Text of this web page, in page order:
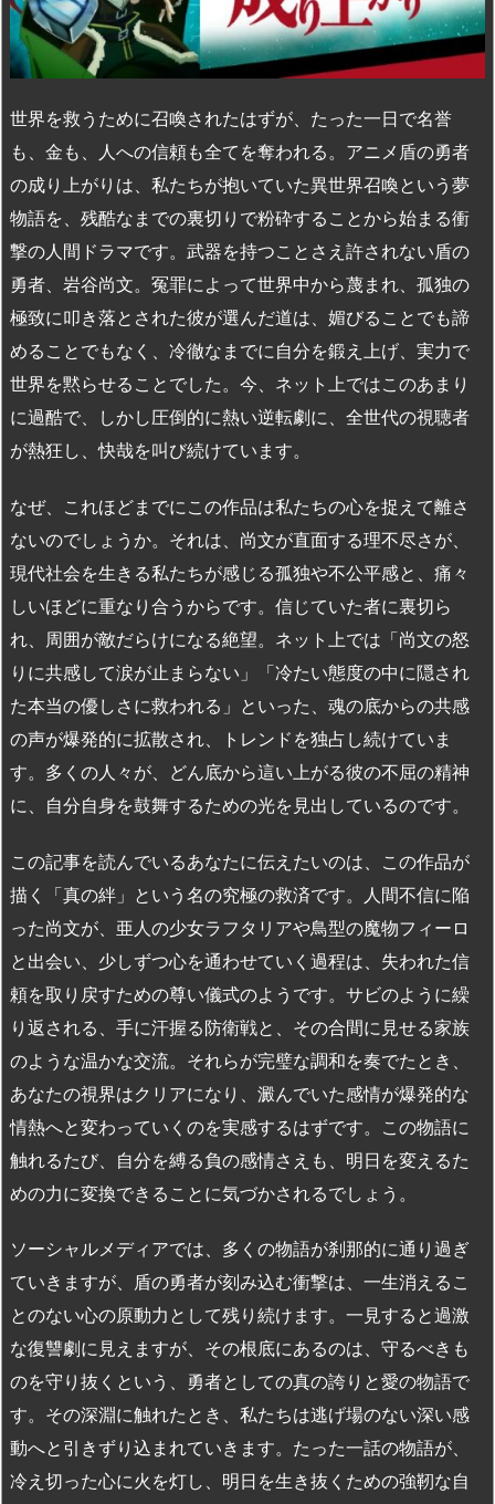
世界を救うために召喚されたはずが、たった一日で名誉
も、金も、人への信頼も全てを奪われる。アニメ盾の勇者
の成り上がりは、私たちが抱いていた異世界召喚という夢
物語を、残酷なまでの裏切りで粉砕することから始まる衝
撃の人間ドラマです。武器を持つことさえ許されない盾の
勇者、岩谷尚文。冤罪によって世界中から蔑まれ、孤独の
極致に叩き落とされた彼が選んだ道は、媚びることでも諦
めることでもなく、冷徹なまでに自分を鍛え上げ、実力で
世界を黙らせることでした。今、ネット上ではこのあまり
に過酷で、しかし圧倒的に熱い逆転劇に、全世代の視聴者
が熱狂し、快哉を叫び続けています。
なぜ、これほどまでにこの作品は私たちの心を捉えて離さ
ないのでしょうか。それは、尚文が直面する理不尽さが、
現代社会を生きる私たちが感じる孤独や不公平感と、痛々
しいほどに重なり合うからです。信じていた者に裏切ら
れ、周囲が敵だらけになる絶望。ネット上では「尚文の怒
りに共感して涙が止まらない」「冷たい態度の中に隠され
た本当の優しさに救われる」といった、魂の底からの共感
の声が爆発的に拡散され、トレンドを独占し続けていま
す。多くの人々が、どん底から這い上がる彼の不屈の精神
に、自分自身を鼓舞するための光を見出しているのです。
この記事を読んでいるあなたに伝えたいのは、この作品が
描く「真の絆」という名の究極の救済です。人間不信に陥
った尚文が、亜人の少女ラフタリアや鳥型の魔物フィーロ
と出会い、少しずつ心を通わせていく過程は、失われた信
頼を取り戻すための尊い儀式のようです。サビのように繰
り返される、手に汗握る防衛戦と、その合間に見せる家族
のような温かな交流。それらが完璧な調和を奏でたとき、
あなたの視界はクリアになり、澱んでいた感情が爆発的な
情熱へと変わっていくのを実感するはずです。この物語に
触れるたび、自分を縛る負の感情さえも、明日を変えるた
めの力に変換できることに気づかされるでしょう。
ソーシャルメディアでは、多くの物語が刹那的に通り過ぎ
ていきますが、盾の勇者が刻み込む衝撃は、一生消えるこ
とのない心の原動力として残り続けます。一見すると過激
な復讐劇に見えますが、その根底にあるのは、守るべきも
のを守り抜くという、勇者としての真の誇りと愛の物語で
す。その深淵に触れたとき、私たちは逃げ場のない深い感
動へと引きずり込まれていきます。たった一話の物語が、
冷え切った心に火を灯し、明日を生き抜くための強靭な自